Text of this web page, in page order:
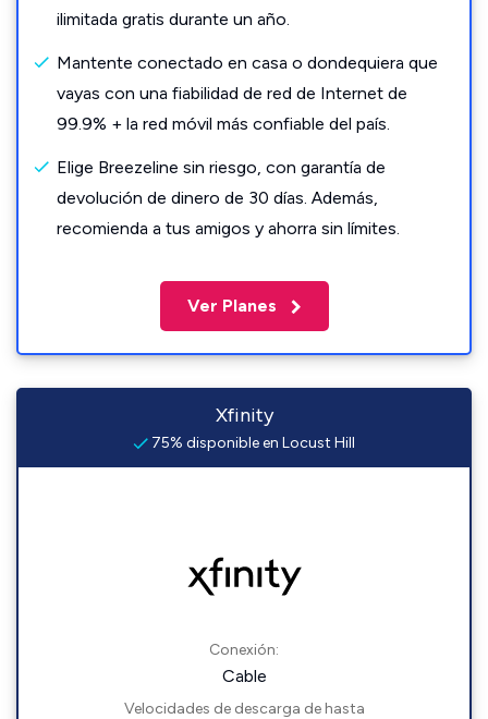
ilimitada gratis durante un año.
Mantente conectado en casa o dondequiera que
vayas con una fiabilidad de red de Internet de
99.9% + la red móvil más confiable del país.
Elige Breezeline sin riesgo, con garantía de
devolución de dinero de 30 días. Además,
recomienda a tus amigos y ahorra sin límites.
Ver Planes
Xfinity
75% disponible en Locust Hill
Conexión:
Cable
Velocidades de descarga de hasta